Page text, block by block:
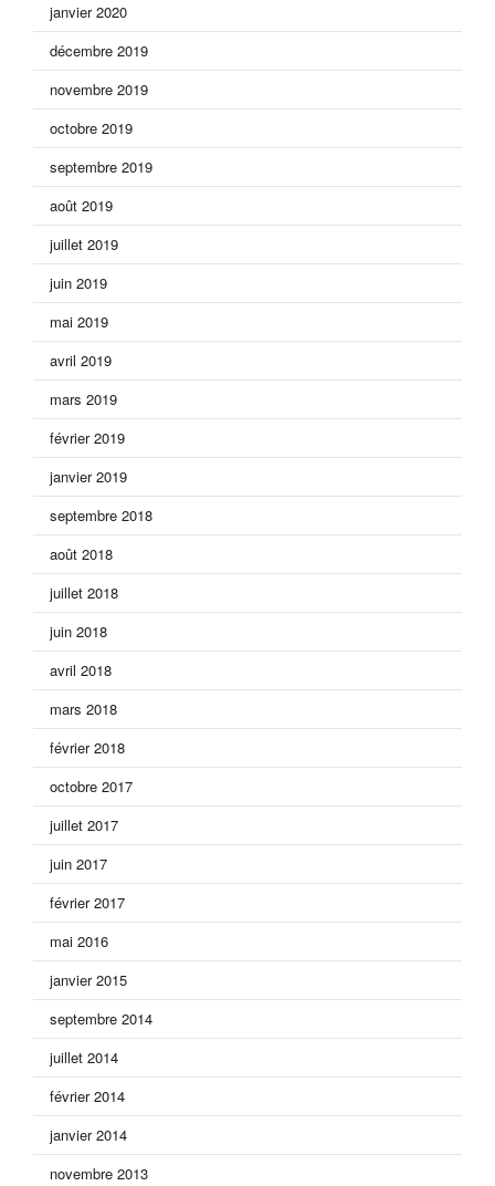
janvier 2020
décembre 2019
novembre 2019
octobre 2019
septembre 2019
août 2019
juillet 2019
juin 2019
mai 2019
avril 2019
mars 2019
février 2019
janvier 2019
septembre 2018
août 2018
juillet 2018
juin 2018
avril 2018
mars 2018
février 2018
octobre 2017
juillet 2017
juin 2017
février 2017
mai 2016
janvier 2015
septembre 2014
juillet 2014
février 2014
janvier 2014
novembre 2013